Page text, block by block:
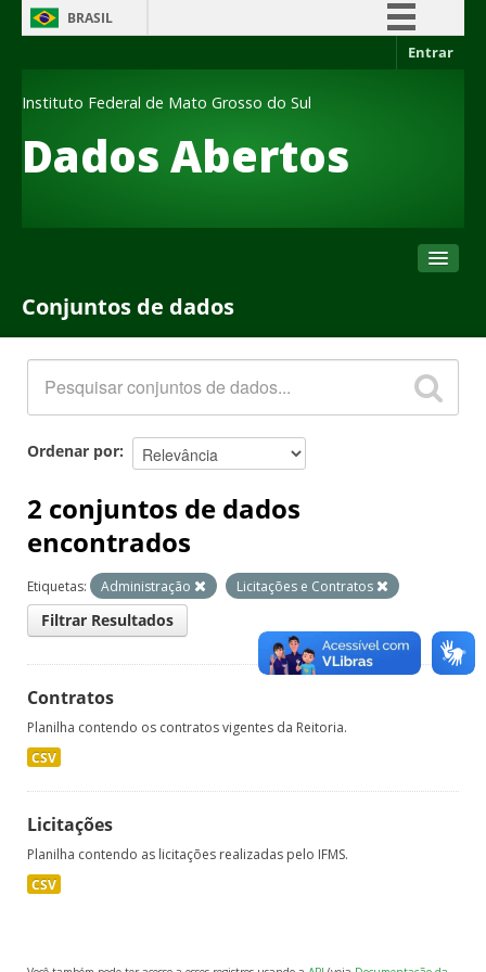
BRASIL
Acesso à informação
Canais
Entrar
Dados Abertos
Instituto Federal de Mato Grosso do Sul
Conjuntos de dados
Organizações
Sobre
Conjuntos de dados
Ordenar por
2 conjuntos de dados
encontrados
Etiquetas: Administração Licitações e Contratos
Filtrar Resultados
Contratos
Planilha contendo os contratos vigentes da Reitoria.
CSV
Licitações
Planilha contendo as licitações realizadas pelo IFMS.
CSV